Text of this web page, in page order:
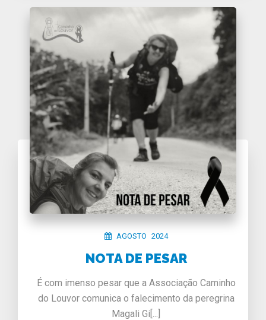
AGOSTO 2024
NOTA DE PESAR
É com imenso pesar que a Associação Caminho
do Louvor comunica o falecimento da peregrina
Magali Gi[...]